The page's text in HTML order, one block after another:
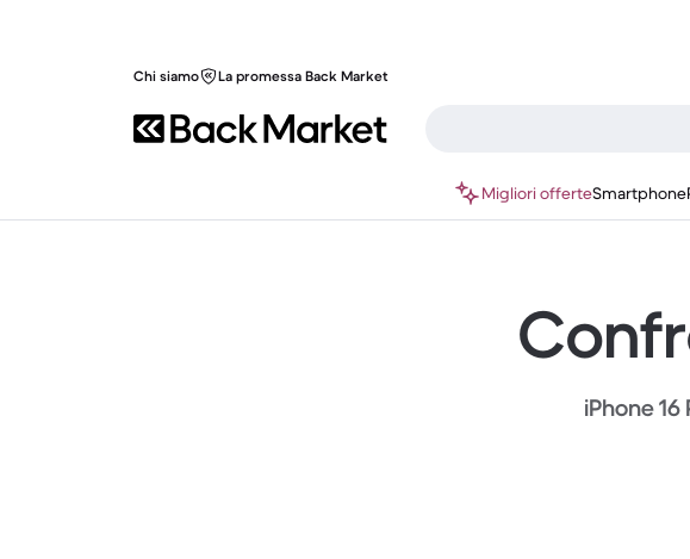
Chi siamo La promessa Back Market
Migliori offerteSmartphone
iPhone